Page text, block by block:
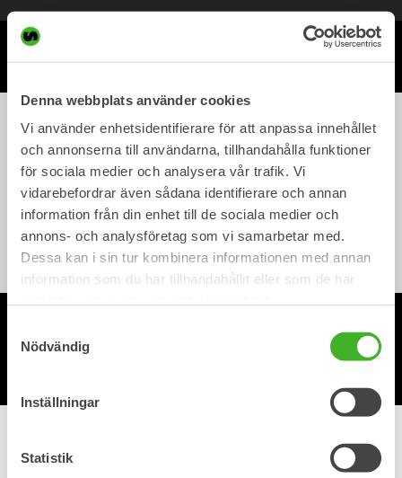
Denna webbplats använder cookies
Vi använder enhetsidentifierare för att anpassa innehållet
och annonserna till användarna, tillhandahålla funktioner
för sociala medier och analysera vår trafik. Vi
vidarebefordrar även sådana identifierare och annan
information från din enhet till de sociala medier och
annons- och analysföretag som vi samarbetar med.
Dessa kan i sin tur kombinera informationen med annan
information som du har tillhandahållit eller som de har
Nödvändig
Inställningar
Statistik
Lunchbox
Steelwrist Lifestyle
Steelwrist Lunchbox
175,00 kr inc. VAT